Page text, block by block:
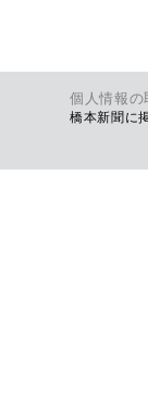
個人情報の
橋本新聞に